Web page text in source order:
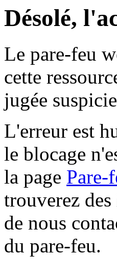
Désolé,
Le pare-feu
cette
jugée
L'erreur est
le blocage
la page Pare-
trouverez
de nous
du pare-feu.